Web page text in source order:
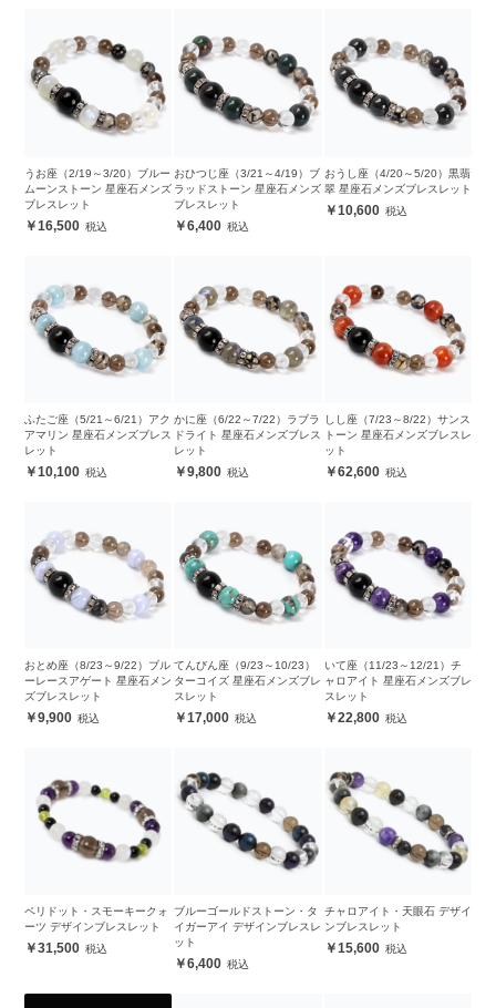
うお座（2/19～3/20）ブルー
ムーンストーン 星座石メンズ
ブレスレット
16,500
おひつじ座（3/21～4/19）ブ
ラッドストーン 星座石メンズ
ブレスレット
6,400
おうし座（4/20～5/20）黒翡
翠 星座石メンズブレスレット
10,600
ふたご座（5/21～6/21）アク
アマリン 星座石メンズブレス
レット
10,100
かに座（6/22～7/22）ラブラ
ドライト 星座石メンズブレス
レット
9,800
しし座（7/23～8/22）サンス
トーン 星座石メンズブレスレ
ット
62,600
おとめ座（8/23～9/22）ブル
ーレースアゲート 星座石メン
ズブレスレット
9,900
てんびん座（9/23～10/23）
ターコイズ 星座石メンズブレ
スレット
17,000
いて座（11/23～12/21）チ
ャロアイト 星座石メンズブレ
スレット
22,800
ペリドット・スモーキークォ
ーツ デザインブレスレット
31,500
ブルーゴールドストーン・タ
イガーアイ デザインブレスレ
ット
6,400
チャロアイト・天眼石 デザイ
ンブレスレット
15,600